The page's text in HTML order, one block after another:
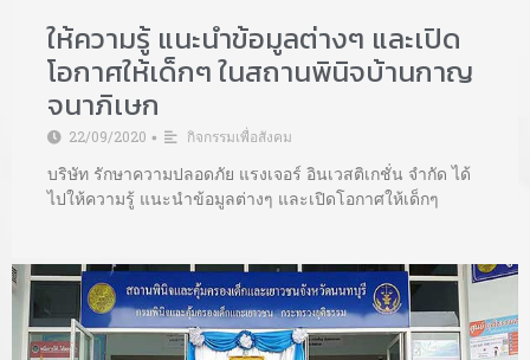
ให้ความรู้ แนะนำข้อมูลต่างๆ และเปิด
โอกาศให้เด็กๆ ในสถานพินิจบ้านกาญ
จนาภิเษก
22/09/2020 • กิจกรรมเพื่อสังคม
บริษัท รักษาความปลอดภัย แรงเจอร์ อินเวสติเกชั่น จำกัด ได้
ไปให้ความรู้ แนะนำข้อมูลต่างๆ และเปิดโอกาศให้เด็กๆ